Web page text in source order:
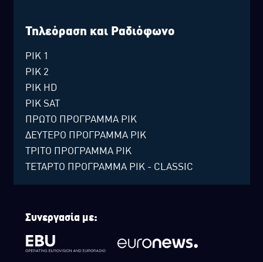
Τηλεόραση και Ραδιόφωνο
ΡΙΚ 1
ΡΙΚ 2
ΡΙΚ HD
ΡΙΚ SAT
ΠΡΩΤΟ ΠΡΟΓΡΑΜΜΑ ΡΙΚ
ΔΕΥΤΕΡΟ ΠΡΟΓΡΑΜΜΑ ΡΙΚ
ΤΡΙΤΟ ΠΡΟΓΡΑΜΜΑ ΡΙΚ
ΤΕΤΑΡΤΟ ΠΡΟΓΡΑΜΜΑ ΡΙΚ - CLASSIC
Συνεργασία με: